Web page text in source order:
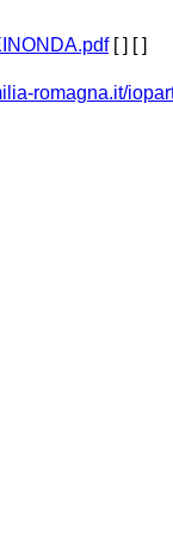
[ ] [ ]
romagna.it/